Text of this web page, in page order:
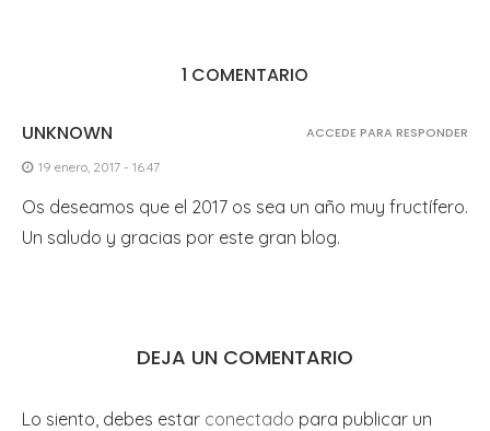
1 COMENTARIO
UNKNOWN
19 enero, 2017 - 16:47
Os deseamos que el 2017 os sea un año muy fructífero.
Un saludo y gracias por este gran blog.
ACCEDE PARA RESPONDER
DEJA UN COMENTARIO
Lo siento, debes estar conectado para publicar un